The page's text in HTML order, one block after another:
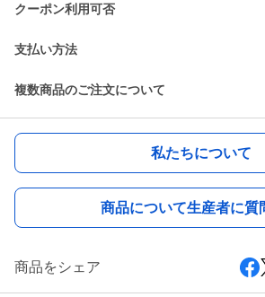
クーポン利用可否
支払い方法
複数商品のご注文について
私たちについて
商品について生産者に質
商品をシェア